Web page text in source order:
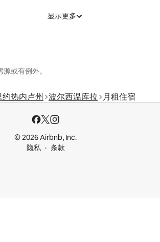
显示更多
或有例外。
约热内卢州 波尔西温库拉 月租住宿
© 2026 Airbnb, Inc.
隐私
条款